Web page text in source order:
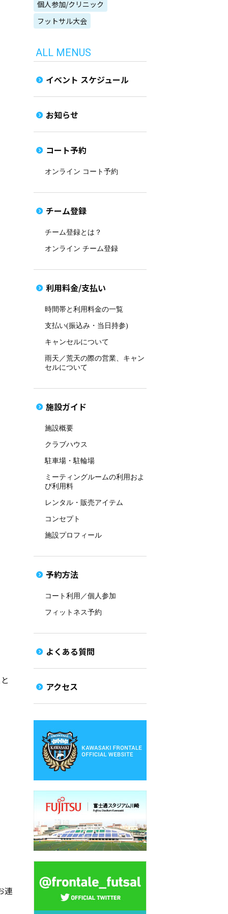
連
個人参加/クリニック
フットサル大会
ALL MENUS
イベント スケジュール
お知らせ
コート予約
オンライン コート予約
チーム登録
チーム登録とは？
オンライン チーム登録
利用料金/支払い
時間帯と利用料金の一覧
支払い(振込み・当日持参)
キャンセルについて
雨天／荒天の際の営業、キャン
セルについて
施設ガイド
施設概要
クラブハウス
駐車場・駐輪場
ミーティングルームの利用およ
び利用料
レンタル・販売アイテム
コンセプト
施設プロフィール
予約方法
コート利用／個人参加
フィットネス予約
よくある質問
アクセス